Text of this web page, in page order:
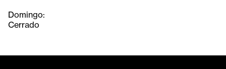
Domingo:
Cerrado